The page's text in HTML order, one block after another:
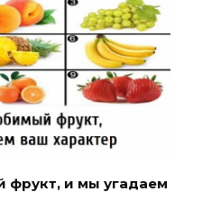
и мы угадаем